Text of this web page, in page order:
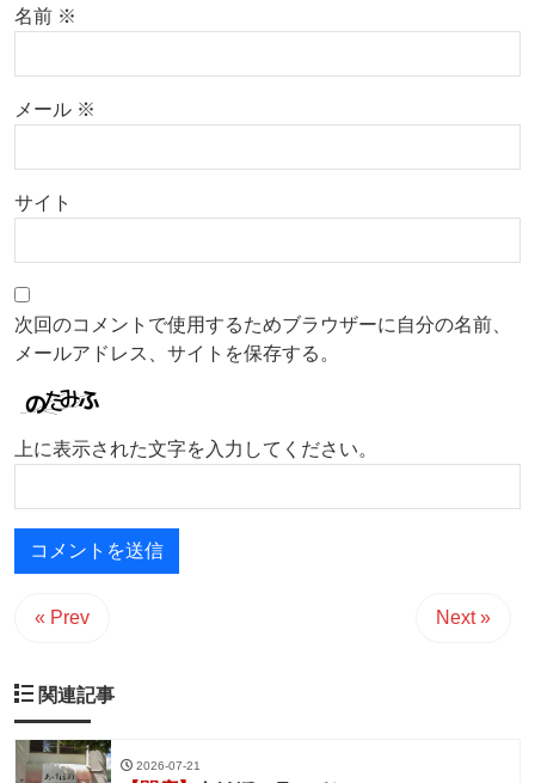
名前 ※
メール ※
サイト
次回のコメントで使用するためブラウザーに自分の名前、
メールアドレス、サイトを保存する。
上に表示された文字を入力してください。
« Prev Next »
関連記事
2026-07-21